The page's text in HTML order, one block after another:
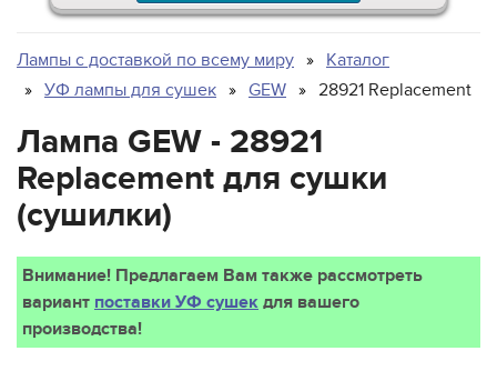
Лампы с доставкой по всему миру
Каталог
УФ лампы для сушек
GEW 28921 Replacement
Лампа GEW - 28921
Replacement для сушки
(сушилки)
Внимание! Предлагаем Вам также рассмотреть
вариант поставки УФ сушек для вашего
производства!